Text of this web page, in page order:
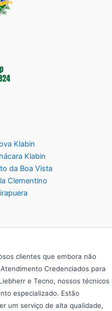
Klabin
Klabin
da Boa Vista
Clementino
clientes que embora não
Credenciados para
e Tecno, nossos técnicos
especializado. Estão
um serviço de alta qualidade,